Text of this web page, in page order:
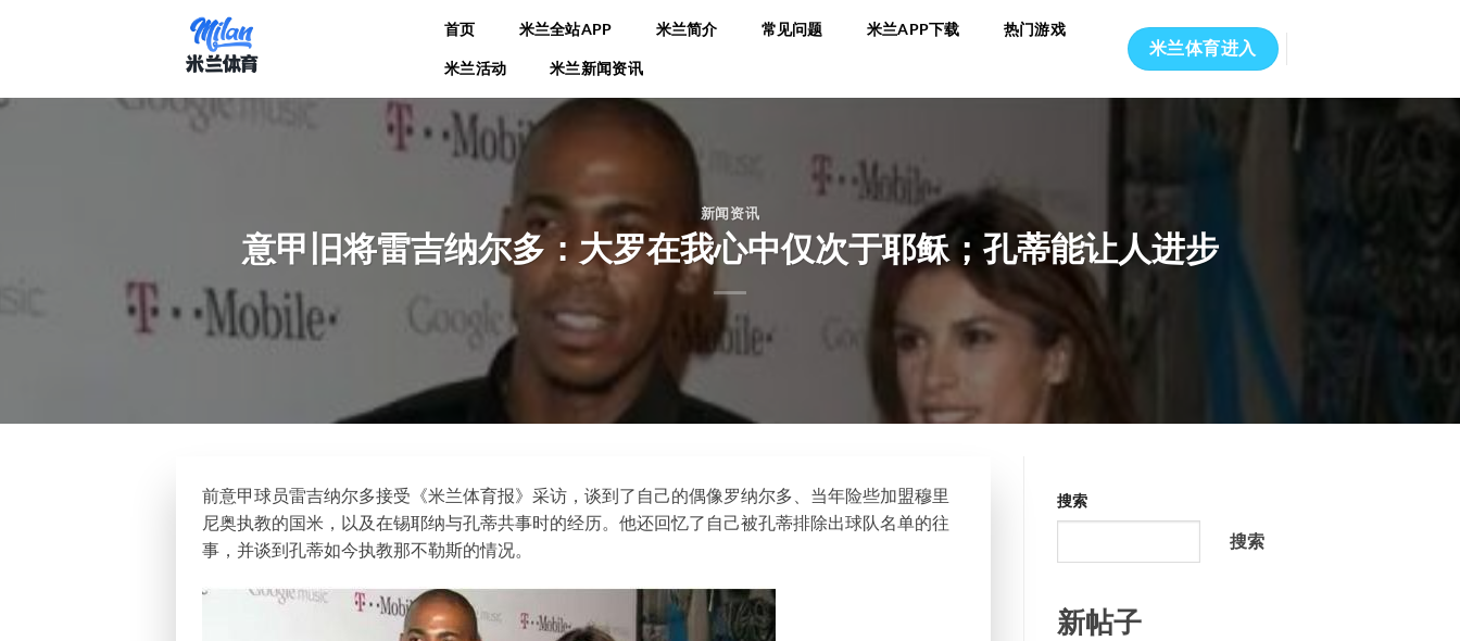
容
首页 米兰全站APP 米兰简介 常见问题 米兰APP下载 热门游戏
米兰活动 米兰新闻资讯
米兰体育进入
新闻资讯
意甲旧将雷吉纳尔多：大罗在我心中仅次于耶稣；孔蒂能让人进步
前意甲球员雷吉纳尔多接受《米兰体育报》采访，谈到了自己的偶像罗纳尔多、当年险些加盟穆里
尼奥执教的国米，以及在锡耶纳与孔蒂共事时的经历。他还回忆了自己被孔蒂排除出球队名单的往
事，并谈到孔蒂如今执教那不勒斯的情况。
搜索
搜索
新帖子